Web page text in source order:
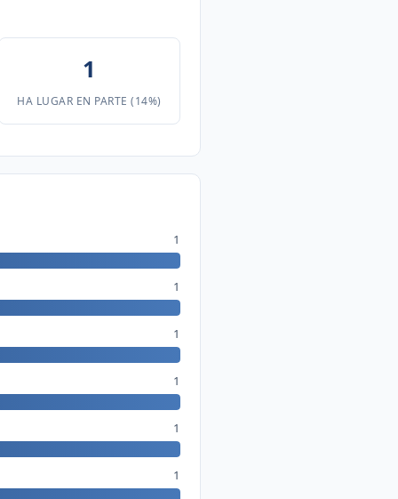
1
HA LUGAR EN PARTE (14%)
1
1
1
1
1
1